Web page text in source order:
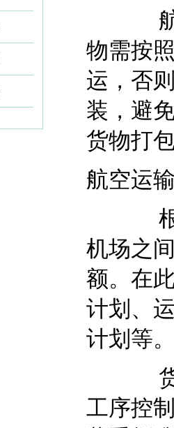
航空
物需按
运，否
装，避
货物打
航空运
根据
机场之
额。在
计划、
计划等
货物
工序控